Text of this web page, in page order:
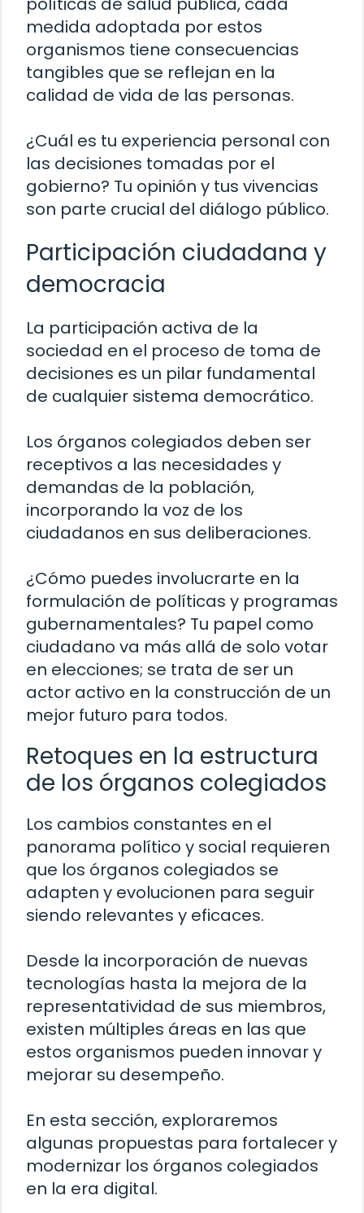
medida adoptada por estos
organismos tiene consecuencias
tangibles que se reflejan en la
calidad de vida de las personas.
¿Cuál es tu experiencia personal con
las decisiones tomadas por el
gobierno? Tu opinión y tus vivencias
son parte crucial del diálogo público.
Participación ciudadana y
democracia
La participación activa de la
sociedad en el proceso de toma de
decisiones es un pilar fundamental
de cualquier sistema democrático.
Los órganos colegiados deben ser
receptivos a las necesidades y
demandas de la población,
incorporando la voz de los
ciudadanos en sus deliberaciones.
¿Cómo puedes involucrarte en la
formulación de políticas y programas
gubernamentales? Tu papel como
ciudadano va más allá de solo votar
en elecciones; se trata de ser un
actor activo en la construcción de un
mejor futuro para todos.
Retoques en la estructura
de los órganos colegiados
Los cambios constantes en el
panorama político y social requieren
que los órganos colegiados se
adapten y evolucionen para seguir
siendo relevantes y eficaces.
Desde la incorporación de nuevas
tecnologías hasta la mejora de la
representatividad de sus miembros,
existen múltiples áreas en las que
estos organismos pueden innovar y
mejorar su desempeño.
En esta sección, exploraremos
algunas propuestas para fortalecer y
modernizar los órganos colegiados
en la era digital.